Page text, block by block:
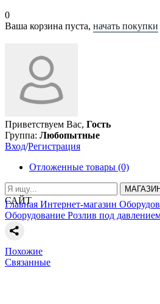
0
Ваша корзина пуста, начать покупки
Приветствуем Вас, Гость
Группа: Любопытные
Вход/Регистрация
Отложенные товары (0)
САЙТ
Главная Интернет-магазин
Оборудование Розлив под
Похожие
Связанные